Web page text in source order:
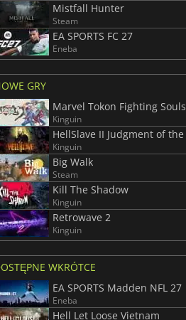
Mistfall Hunter
Steam
EA SPORTS FC 27
Eneba
GRY
Marvel Tokon Fighting Souls
Kinguin
Kinguin
Big Walk
Steam
Kill The Shadow
Kinguin
Retrowave 2
Kinguin
WKRÓTCE
EA SPORTS Madden NFL 27
Eneba
Hell Let Loose Vietnam